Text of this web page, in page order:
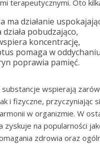
terapeutycznymi. Oto
ma działanie
działa pobudzająco,
koncentrację,
pomaga w
poprawia pamięć.
substancje wspierają
i fizyczne, przyczyniając
w organizmie. W
zyskuje na popularności
zdrowia oraz